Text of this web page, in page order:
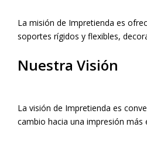
La misión de Impretienda es
soportes rígidos y flexibles,
Nuestra Visión
La visión de Impretienda es
cambio hacia una impresión